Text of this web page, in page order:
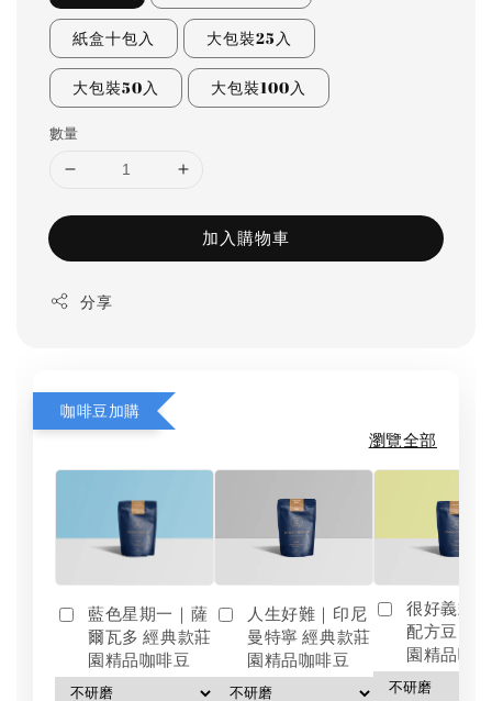
紙盒十包入 大包裝25入
大包裝50入 大包裝100入
數量
加入購物車
分享
咖啡豆加購
瀏覽全部
藍色星期一｜薩
爾瓦多 經典款莊
園精品咖啡豆
人生好難｜印尼
曼特寧 經典款莊
園精品咖啡豆
很好義式
配方豆 經
園精品咖